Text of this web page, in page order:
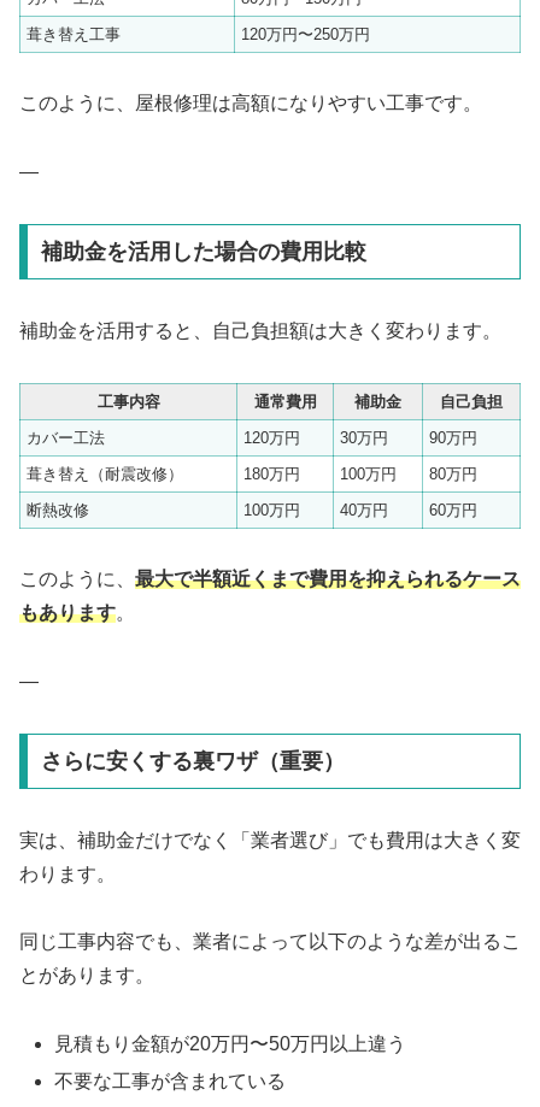
葺き替え工事
120万円〜250万円
このように、屋根修理は高額になりやすい工事です。
—
補助金を活用した場合の費用比較
補助金を活用すると、自己負担額は大きく変わります。
工事内容 通常費用 補助金
自己負担
カバー工法
120万円 30万円
90万円
葺き替え（耐震改修）
180万円 100万円
80万円
断熱改修
100万円 40万円 60万円
このように、 最大で半額近くまで費用を抑えられるケース
もあります。
—
さらに安くする裏ワザ（重要）
実は、補助金だけでなく「業者選び」でも費用は大きく変
わります。
同じ工事内容でも、業者によって以下のような差が出るこ
とがあります。
見積もり金額が20万円〜50万円以上違う
不要な工事が含まれている